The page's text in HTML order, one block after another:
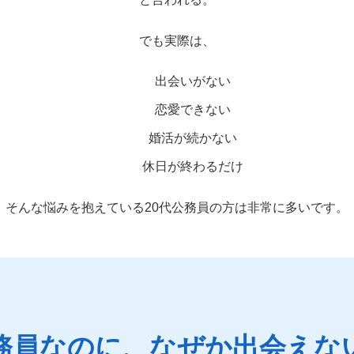
でも実際は、
出会いがない
恋愛できない
婚活が続かない
休日が終わるだけ
そんな悩みを抱えている20代公務員の方は非常に多いです。
員なのに、なぜか出会え